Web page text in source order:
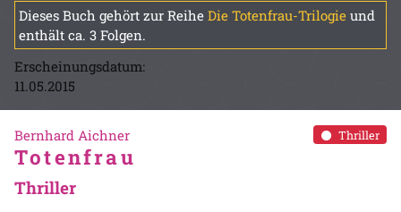
Dieses Buch gehört zur Reihe Die Totenfrau-Trilogie und
enthält ca. 3 Folgen.
Erscheinungsdatum:
11.05.2015
Thriller
Bernhard Aichner
Totenfrau
Thriller